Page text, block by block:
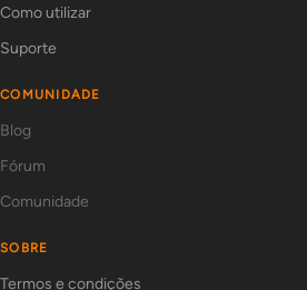
Como utilizar
Suporte
COMUNIDADE
Blog
Fórum
Comunidade
SOBRE
Termos e condições